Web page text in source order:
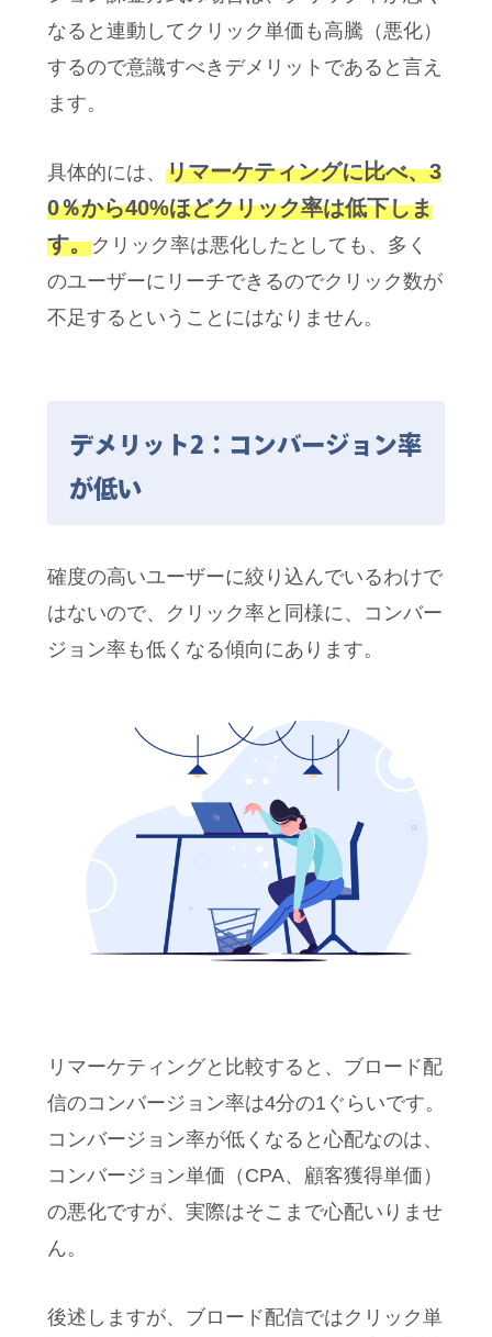
なると連動してクリック単価も高騰（悪化）
するので意識すべきデメリットであると言え
ます。
具体的には、 リマーケティングに比べ、3
0％から40%ほどクリック率は低下しま
す。クリック率は悪化したとしても、多く
のユーザーにリーチできるのでクリック数が
不足するということにはなりません。
デメリット2：コンバージョン率
が低い
確度の高いユーザーに絞り込んでいるわけで
はないので、クリック率と同様に、コンバー
ジョン率も低くなる傾向にあります。
リマーケティングと比較すると、ブロード配
信のコンバージョン率は4分の1ぐらいです。
コンバージョン率が低くなると心配なのは、
コンバージョン単価（CPA、顧客獲得単価）
の悪化ですが、実際はそこまで心配いりませ
ん。
後述しますが、ブロード配信ではクリック単